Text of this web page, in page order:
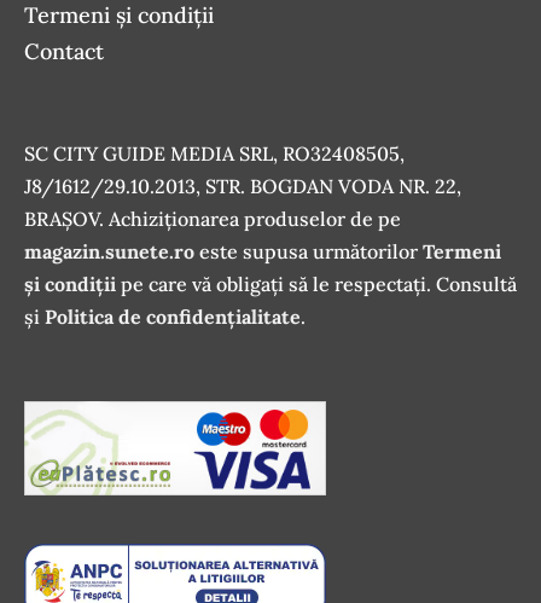
Termeni și condiții
Contact
SC CITY GUIDE MEDIA SRL, RO32408505,
J8/1612/29.10.2013, STR. BOGDAN VODA NR. 22,
BRAȘOV. Achiziționarea produselor de pe
magazin.sunete.ro este supusa următorilor Termeni
și condiții pe care vă obligați să le respectați. Consultă
și Politica de confidențialitate.